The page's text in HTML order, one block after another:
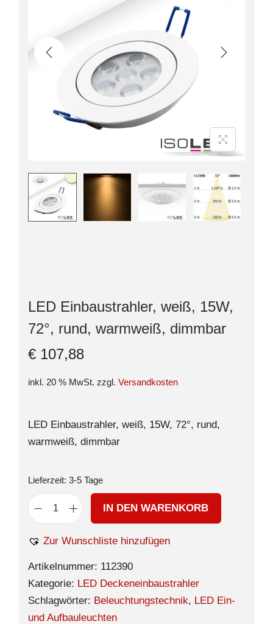
LED Einbaustrahler, weiß, 15W,
72°, rund, warmweiß, dimmbar
€ 107,88
inkl. 20 % MwSt. zzgl. Versandkosten
LED Einbaustrahler, weiß, 15W, 72°, rund,
warmweiß, dimmbar
Lieferzeit: 3-5 Tage
IN DEN WARENKORB
Zur Wunschliste hinzufügen
Artikelnummer: 112390
Kategorie: LED Deckeneinbaustrahler
Schlagwörter: Beleuchtungstechnik, LED Ein-
und Aufbauleuchten